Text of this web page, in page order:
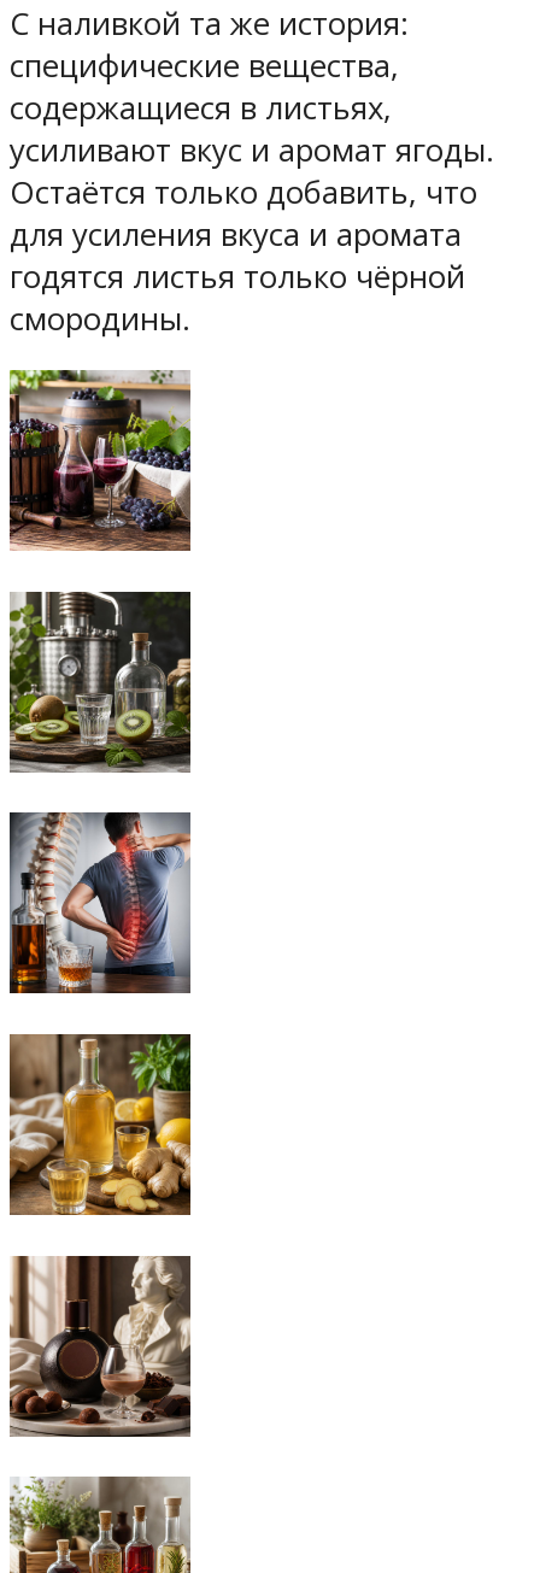
С наливкой та же история:
специфические вещества,
содержащиеся в листьях,
усиливают вкус и аромат ягоды.
Остаётся только добавить, что
для усиления вкуса и аромата
годятся листья только чёрной
смородины.